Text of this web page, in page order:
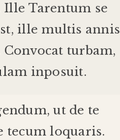
Ille Tarentum se
, ille multis annis
Convocat turbam,
inposuit.
,ut de te
tecum loquaris.